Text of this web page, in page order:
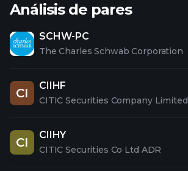
Análisis de pares
SCHW-PC
The Charles Schwab Corporation
CI
CIIHF
CITIC Securities Company Limited
CI
CIIHY
CITIC Securities Co Ltd ADR